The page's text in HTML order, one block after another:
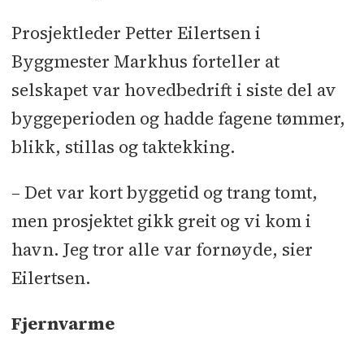
Prosjektleder Petter Eilertsen i
Byggmester Markhus forteller at
selskapet var hovedbedrift i siste del av
byggeperioden og hadde fagene tømmer,
blikk, stillas og taktekking.
– Det var kort byggetid og trang tomt,
men prosjektet gikk greit og vi kom i
havn. Jeg tror alle var fornøyde, sier
Eilertsen.
Fjernvarme